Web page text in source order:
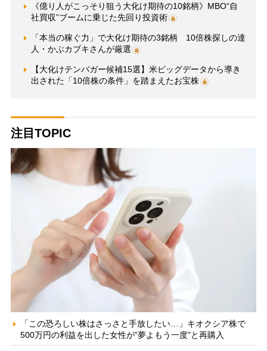
《億り人がこっそり狙う大化け期待の10銘柄》MBO“自
社買収”ブームに乗じた先回り投資術
「本当の稼ぐ力」で大化け期待の3銘柄 10倍株探しの達
人・かぶカブキさんが厳選
【大化けテンバガー候補15選】米ビッグデータから導き
出された「10倍株の条件」を踏まえたお宝株
注目TOPIC
「この恐ろしい株はさっさと手放したい…」キオクシア株で
500万円の利益を出した女性が“夢よもう一度”と再購入